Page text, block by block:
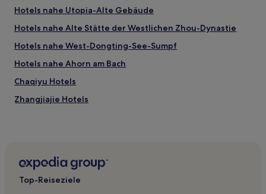
Hotels nahe Utopia-Alte Gebäude
Hotels nahe Alte Stätte der Westlichen Zhou-Dynastie
Hotels nahe West-Dongting-See-Sumpf
Hotels nahe Ahorn am Bach
Chaqiyu Hotels
Zhangjiajie Hotels
Linli Hotels
Hotels nahe Xunqi-Pavillon
Top-Reiseziele